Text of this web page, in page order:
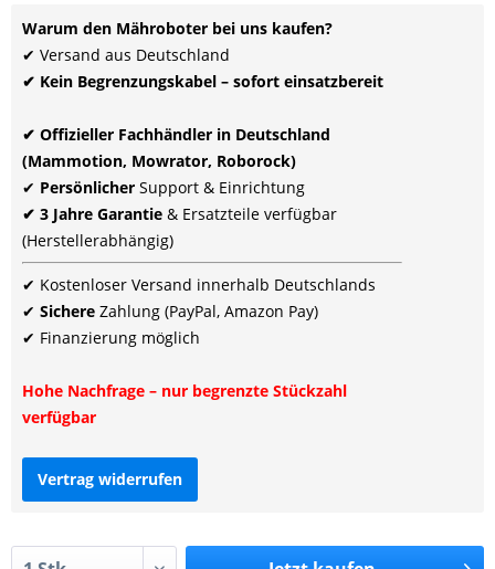
Warum den Mähroboter bei uns kaufen?
✔ Versand aus Deutschland
✔ Kein Begrenzungskabel – sofort einsatzbereit
✔ Offizieller Fachhändler in Deutschland
(Mammotion, Mowrator, Roborock)
✔ Persönlicher Support & Einrichtung
✔ 3 Jahre Garantie & Ersatzteile verfügbar
(Herstellerabhängig)
✔ Kostenloser Versand innerhalb Deutschlands
✔ Sichere Zahlung (PayPal, Amazon Pay)
✔ Finanzierung möglich
Hohe Nachfrage – nur begrenzte Stückzahl
verfügbar
Vertrag widerrufen